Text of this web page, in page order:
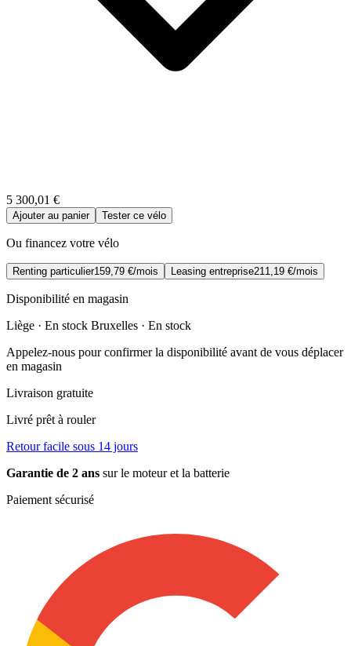
5 300,01 €
Ajouter au panier Tester ce vélo
Ou financez votre vélo
Renting particulier159,79 €/mois Leasing entreprise211,19 €/mois
Disponibilité en magasin
Liège · En stock Bruxelles · En stock
Appelez-nous pour confirmer la disponibilité avant de vous déplacer
en magasin
Livraison gratuite
Livré prêt à rouler
Retour facile sous 14 jours
Garantie de 2 ans sur le moteur et la batterie
Paiement sécurisé